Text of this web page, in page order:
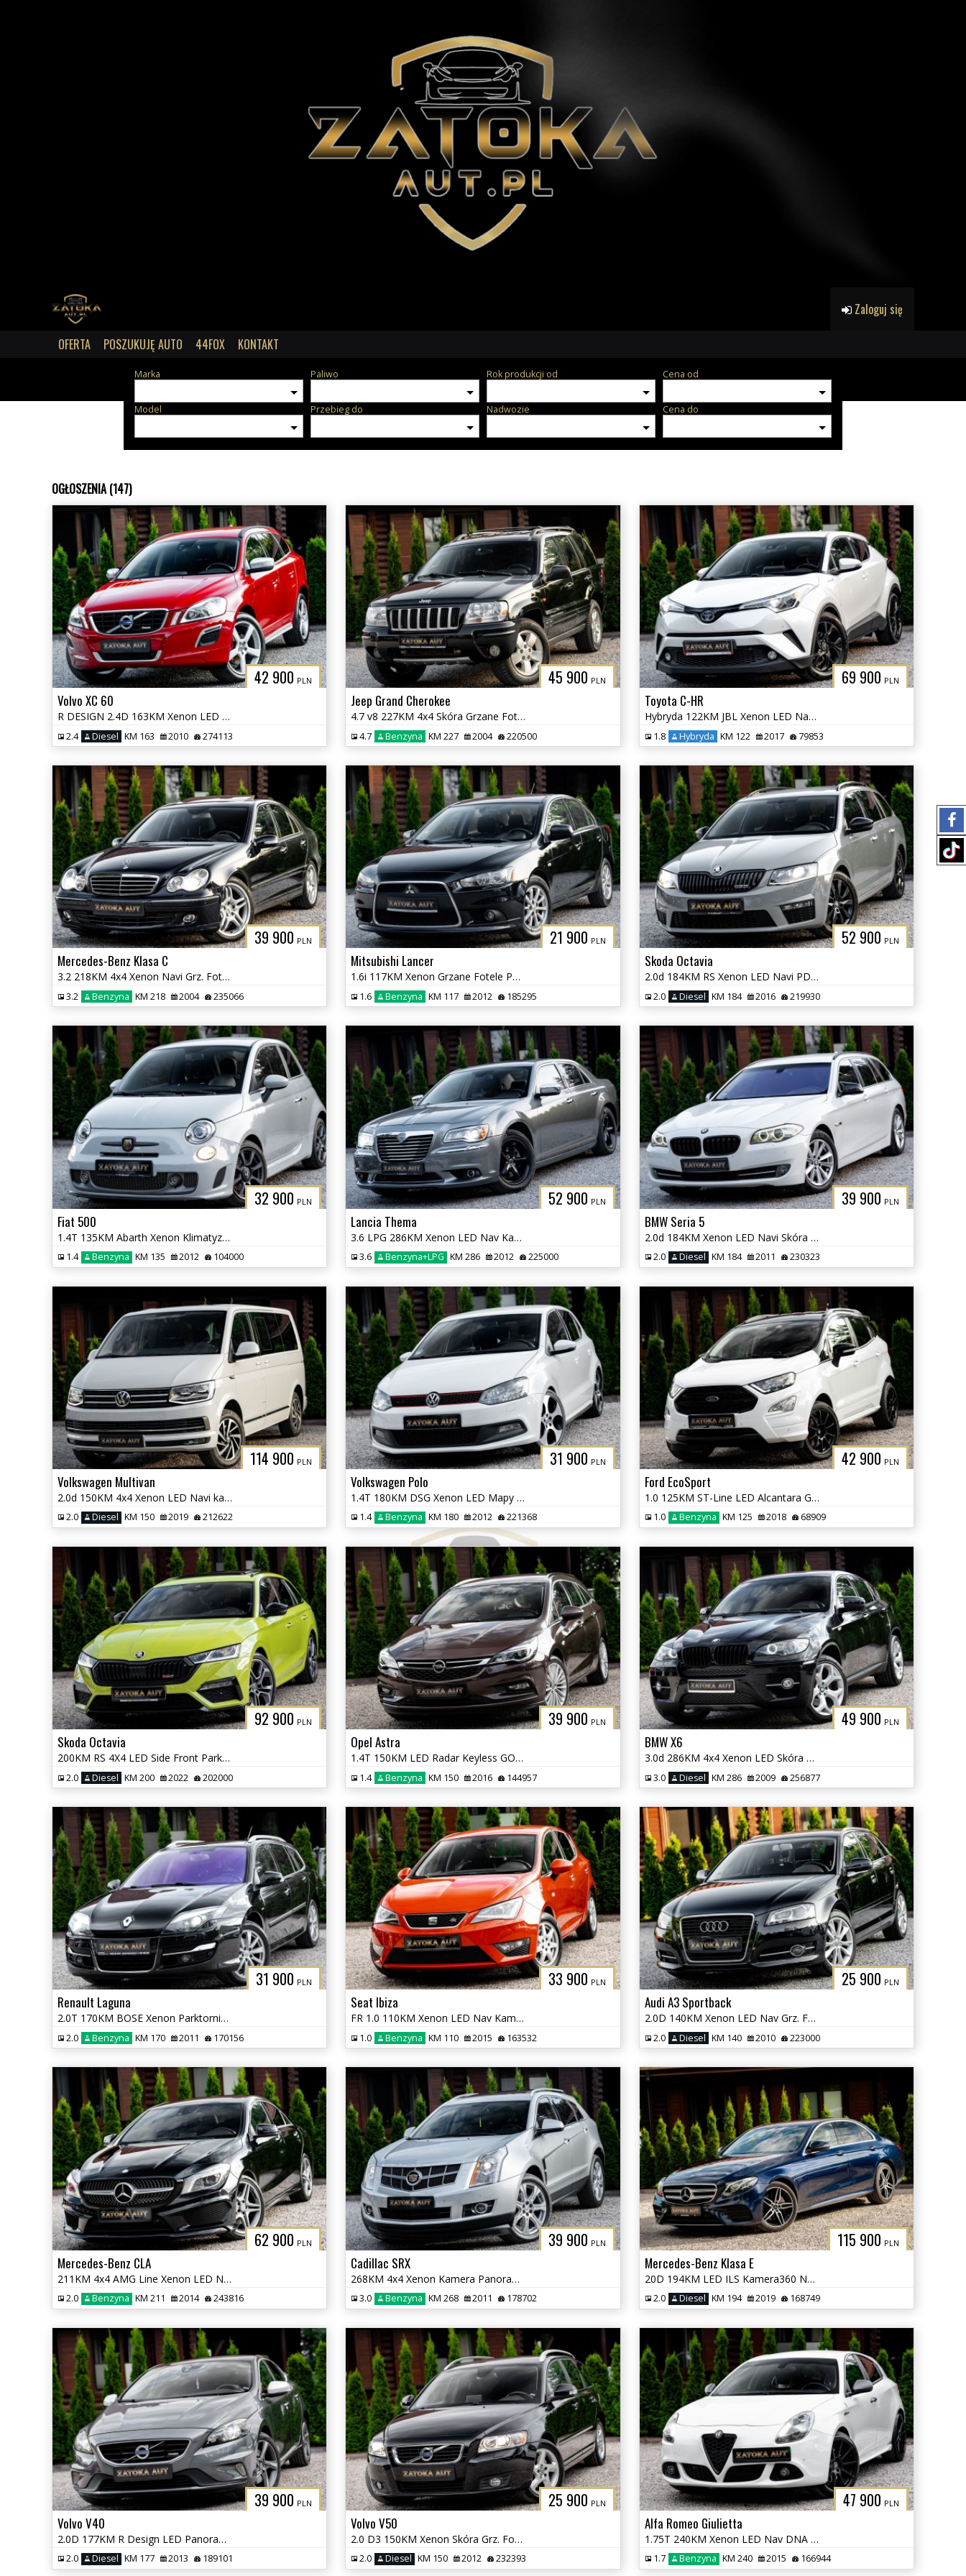
Zaloguj się
OFERTA POSZUKUJĘ AUTO 44FOX KONTAKT
Marka Paliwo Rok produkcji od Cena od
Model Przebieg do Nadwozie Cena do
OGŁOSZENIA (147)
42 900 PLN
Volvo XC 60
R DESIGN 2.4D 163KM Xenon LED City Safety PDC HIFI Sound Navi Serwis
2.4 Diesel KM 163 2010 274113
45 900 PLN
Jeep Grand Cherokee
4.7 v8 227KM 4x4 Skóra Grzane Fot Tempomat Klima Skóra Zadbany BEZ RDZ
4.7 Benzyna KM 227 2004 220500
69 900 PLN
Toyota C-HR
Hybryda 122KM JBL Xenon LED Navi Grz. Fot. Lane Ass. Kamera Park Ass.
1.8 Hybryda KM 122 2017 79853
39 900 PLN
Mercedes-Benz Klasa C
3.2 218KM 4x4 Xenon Navi Grz. Fot Skóra Tempomat Szyberdach
3.2 Benzyna KM 218 2004 235066
21 900 PLN
Mitsubishi Lancer
1.6i 117KM Xenon Grzane Fotele Parktronic Klimatyzacja Tempomat Serwis
1.6 Benzyna KM 117 2012 185295
52 900 PLN
Skoda Octavia
2.0d 184KM RS Xenon LED Navi PDC Grzane Fot. Skóra Tempomat
2.0 Diesel KM 184 2016 219930
32 900 PLN
Fiat 500
1.4T 135KM Abarth Xenon Klimatyzacja Bezwypadkowy Sprowadzony
1.4 Benzyna KM 135 2012 104000
52 900 PLN
Lancia Thema
3.6 LPG 286KM Xenon LED Nav Kamera Grz. Went Fot Szyber Alpine ACC
3.6 Benzyna+LPG KM 286 2012 225000
39 900 PLN
BMW Seria 5
2.0d 184KM Xenon LED Navi Skóra Grzane Fot Klima Parktornic Serwis
2.0 Diesel KM 184 2011 230323
114 900 PLN
Volkswagen Multivan
2.0d 150KM 4x4 Xenon LED Navi kamera Grzane Fot. Front Ass. 7 osob
2.0 Diesel KM 150 2019 212622
31 900 PLN
Volkswagen Polo
1.4T 180KM DSG Xenon LED Mapy Navi Tempomat Grz. Fotele
1.4 Benzyna KM 180 2012 221368
42 900 PLN
Ford EcoSport
1.0 125KM ST-Line LED Alcantara Grz. Fot Kier Navi Kamera Tempomat
1.0 Benzyna KM 125 2018 68909
92 900 PLN
Skoda Octavia
200KM RS 4X4 LED Side Front Park Ass. Masaż Alcantara Kamera FULL OPCJ
2.0 Diesel KM 200 2022 202000
39 900 PLN
Opel Astra
1.4T 150KM LED Radar Keyless GO Lane Ass. Nav El. Klapa Serwis
1.4 Benzyna KM 150 2016 144957
49 900 PLN
BMW X6
3.0d 286KM 4x4 Xenon LED Skóra TV Navi Klima Parktornic
3.0 Diesel KM 286 2009 256877
31 900 PLN
Renault Laguna
2.0T 170KM BOSE Xenon Parktornic Tempomat Navi Klima Skóra Grz. fot
2.0 Benzyna KM 170 2011 170156
33 900 PLN
Seat Ibiza
FR 1.0 110KM Xenon LED Nav Kamera Alcantara Bezwypadkowy
1.0 Benzyna KM 110 2015 163532
25 900 PLN
Audi A3 Sportback
2.0D 140KM Xenon LED Nav Grz. Fotele Tempomat Klimatyzacja Serwis
2.0 Diesel KM 140 2010 223000
62 900 PLN
Mercedes-Benz CLA
211KM 4x4 AMG Line Xenon LED Nav Grz. Fot Kamera Martwe Pole
2.0 Benzyna KM 211 2014 243816
39 900 PLN
Cadillac SRX
268KM 4x4 Xenon Kamera Panorama Navi PDC Skóra Tempomat Grzane fotele
3.0 Benzyna KM 268 2011 178702
115 900 PLN
Mercedes-Benz Klasa E
20D 194KM LED ILS Kamera360 Navi Grzane fot Skóra Tempomat Serwis
2.0 Diesel KM 194 2019 168749
39 900 PLN
Volvo V40
2.0D 177KM R Design LED Panorama Alcantara Kamera Navi Grz. Fot
2.0 Diesel KM 177 2013 189101
25 900 PLN
Volvo V50
2.0 D3 150KM Xenon Skóra Grz. Fot HIFI Sound Navi Tempomat Serwis
2.0 Diesel KM 150 2012 232393
47 900 PLN
Alfa Romeo Giulietta
1.75T 240KM Xenon LED Nav DNA Grz. fot. Alcantra Półskóra Klima Serwis
1.7 Benzyna KM 240 2015 166944